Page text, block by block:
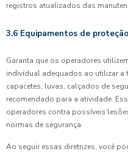
registros atualizados das
3.6 Equipamentos de
Garanta que os operadores
individual adequados ao utilizar a
capacetes, luvas, calçados de
recomendado para a atividade.
operadores contra possíveis
normas de segurança.
Ao seguir essas diretrizes, você